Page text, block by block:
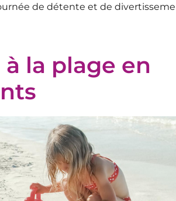
de détente et de
la plage en